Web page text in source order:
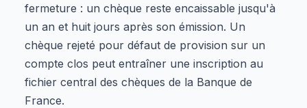
fermeture : un chèque reste encaissable jusqu'à
un an et huit jours après son émission. Un
chèque rejeté pour défaut de provision sur un
compte clos peut entraîner une inscription au
fichier central des chèques de la Banque de
France.